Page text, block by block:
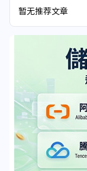
暂无推荐文章